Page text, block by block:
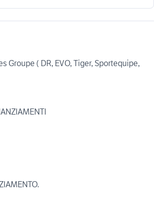
Groupe ( DR, EVO, Tiger, Sportequipe,